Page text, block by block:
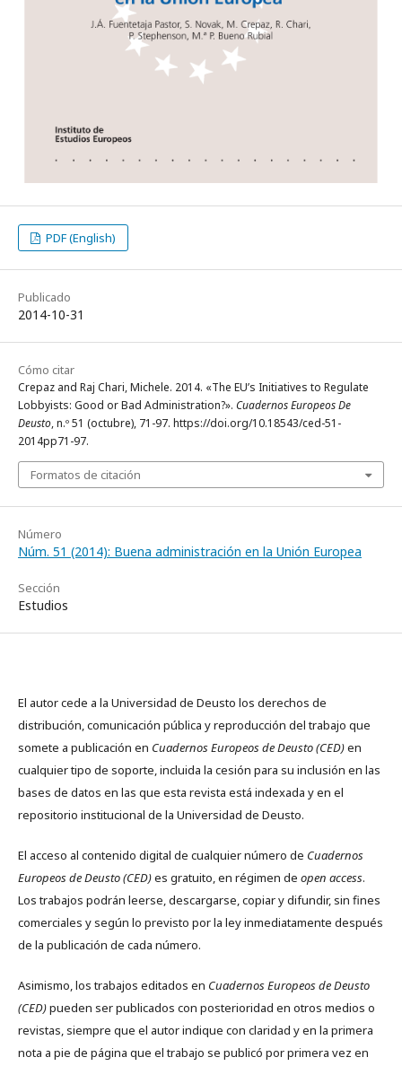
PDF (English)
Publicado
2014-10-31
Cómo citar
Crepaz and Raj Chari, Michele. 2014. «The EU’s Initiatives to Regulate
Lobbyists: Good or Bad Administration?». Cuadernos Europeos De
Deusto, n.º 51 (octubre), 71-97. https://doi.org/10.18543/ced-51-
2014pp71-97.
Formatos de citación
Número
Núm. 51 (2014): Buena administración en la Unión Europea
Sección
Estudios
El autor cede a la Universidad de Deusto los derechos de
distribución, comunicación pública y reproducción del trabajo que
somete a publicación en Cuadernos Europeos de Deusto (CED)en
cualquier tipo de soporte, incluida la cesión para su inclusión en las
bases de datos en las que esta revista está indexada y en el
repositorio institucional de la Universidad de Deusto.
El acceso al contenido digital de cualquier número de Cuadernos
Europeos de Deusto (CED)es gratuito, en régimen de open access.
Los trabajos podrán leerse, descargarse, copiar y difundir, sin fines
comerciales y según lo previsto por la ley inmediatamente después
de la publicación de cada número.
Asimismo, los trabajos editados en Cuadernos Europeos de Deusto
(CED)pueden ser publicados con posterioridad en otros medios o
revistas, siempre que el autor indique con claridad y en la primera
nota a pie de página que el trabajo se publicó por primera vez en